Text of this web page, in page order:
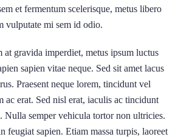
et fermentum scelerisque, metus libero
vulputate mi sem id odio.
at gravida imperdiet, metus ipsum luctus
sapien vitae neque. Sed sit amet lacus
Praesent neque lorem, tincidunt vel
ac erat. Sed nisl erat, iaculis ac tincidunt
Nulla semper vehicula tortor non ultricies.
feugiat sapien. Etiam massa turpis, laoreet